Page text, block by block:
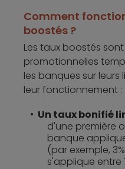
Comment
boostés ?
Les taux boostés
promotionnelles
les banques sur leurs
leur fonctionnement :
Un taux bonifié
d'une première
banque
(par exemple,
s'applique entre